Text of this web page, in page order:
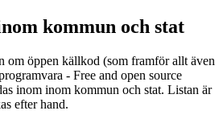
kommun och stat
om öppen källkod (som framför allt även
- Free and open source
inom inom kommun och stat. Listan är
efter hand.